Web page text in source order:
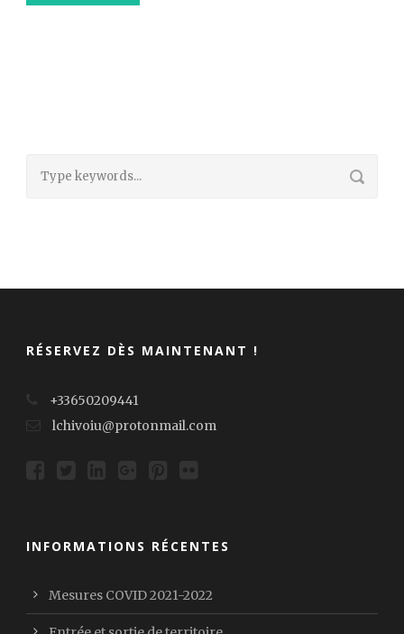
RÉSERVEZ DÈS MAINTENANT !
+33650209441
lchivoiu@protonmail.com
INFORMATIONS RÉCENTES
Mesures COVID 2021-2022